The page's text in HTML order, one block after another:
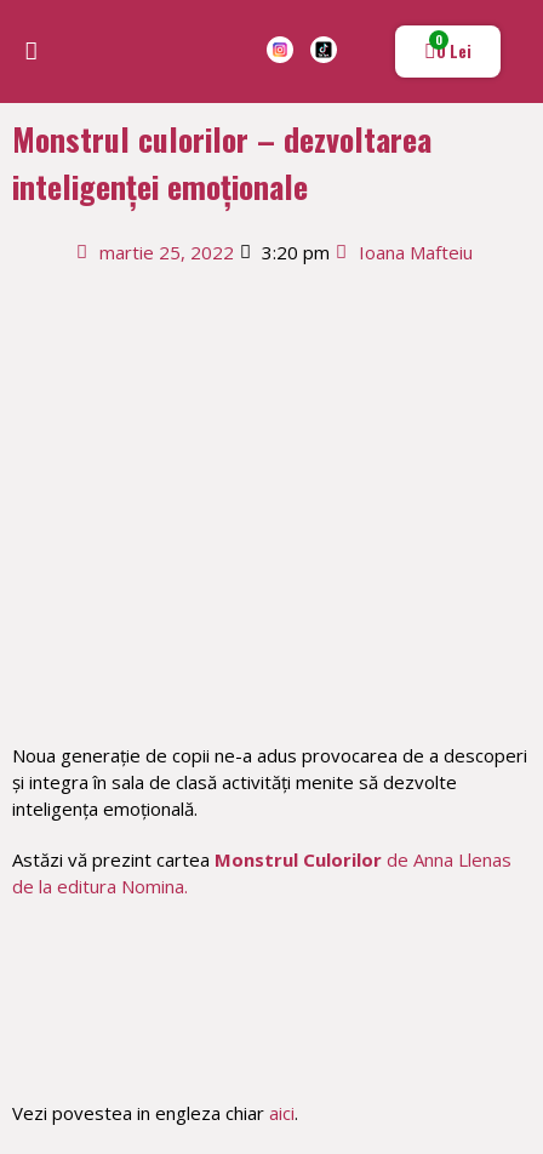
0Lei
0
Monstrul culorilor – dezvoltarea
inteligenței emoționale
martie 25, 2022 3:20 pm Ioana Mafteiu
Noua generație de copii ne-a adus provocarea de a descoperi
și integra în sala de clasă activități menite să dezvolte
inteligența emoțională.
Astăzi vă prezint cartea Monstrul Culorilor de Anna Llenas
de la editura Nomina.
Vezi povestea in engleza chiar aici.